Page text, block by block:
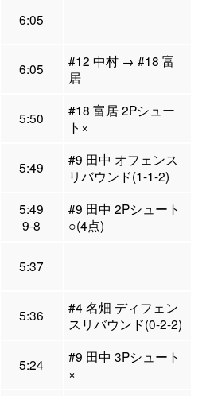
6:05
6:05
#12 中村 → #18 富
居
5:50
#18 富居 2Pシュー
ト×
5:49
#9 田中 オフェンス
リバウンド(1-1-2)
5:49
9-8
#9 田中 2Pシュート
○(4点)
5:37
5:36
#4 名畑 ディフェン
スリバウンド(0-2-2)
5:24
#9 田中 3Pシュート
×